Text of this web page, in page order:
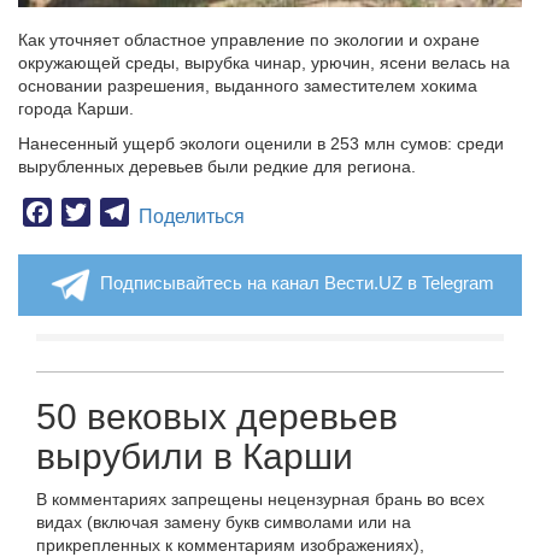
Как уточняет областное управление по экологии и охране
окружающей среды, вырубка чинар, урючин, ясени велась на
основании разрешения, выданного заместителем хокима
города Карши.
Нанесенный ущерб экологи оценили в 253 млн сумов: среди
вырубленных деревьев были редкие для региона.
Facebook
TwitterTelegram
Поделиться
Подписывайтесь на канал Вести.UZ в Telegram
50 вековых деревьев
вырубили в Карши
В комментариях запрещены нецензурная брань во всех
видах (включая замену букв символами или на
прикрепленных к комментариям изображениях),